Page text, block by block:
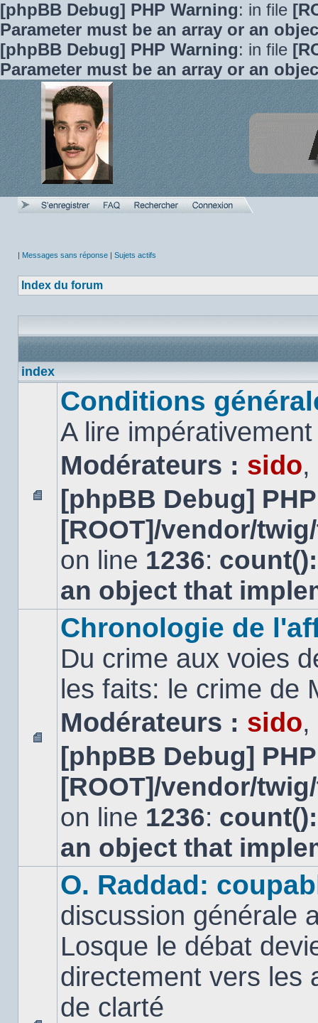
[phpBB Debug] PHP Warning: in file
Parameter must be an array or an
[phpBB Debug] PHP Warning: in file
Parameter must be an array or an
| Messages sans réponse | Sujets actifs
Index du forum
index
Aucun
message
non
Conditions
A lire
Modérateurs : sido,
[phpBB Debug]
[ROOT]/vendor/
on line 1236:
an object that
Aucun
message
non
Chronologie de
Du crime aux voies
les faits: le crime de
Modérateurs : sido,
[phpBB Debug]
[ROOT]/vendor/
on line 1236:
an object that
O. Raddad:
discussion générale
Losque le débat
directement vers les
de clarté